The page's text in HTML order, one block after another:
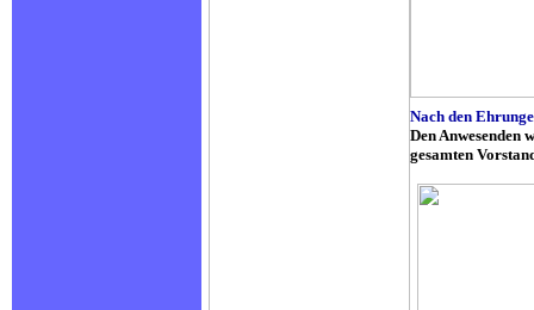
Nach den
Den Anwesenden
gesamten